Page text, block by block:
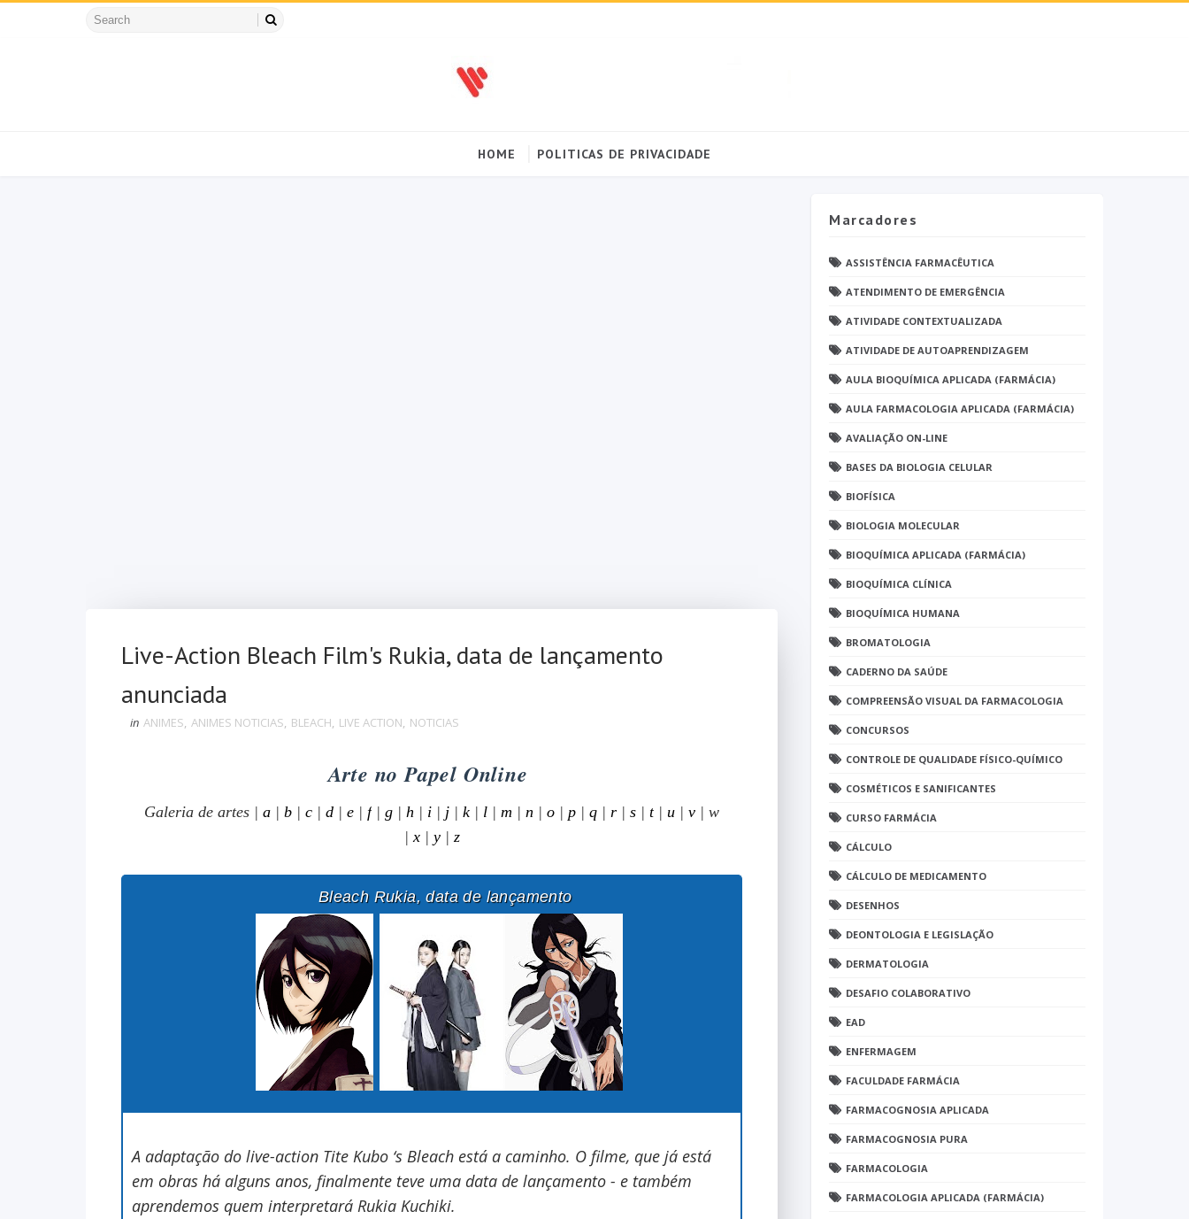
HOME POLITICAS DE PRIVACIDADE
Live-Action Bleach Film's Rukia, data de lançamento
anunciada
in ANIMES, ANIMES NOTICIAS, BLEACH, LIVE ACTION, NOTICIAS
Arte no Papel Online
Galeria de artes | a | b | c | d | e | f | g | h | i | j | k | l | m | n | o | p | q | r | s | t | u | v | w
| x | y | z
Bleach Rukia, data de lançamento
A adaptação do live-action Tite Kubo ‘s Bleach está a caminho. O filme, que já está
em obras há alguns anos, finalmente teve uma data de lançamento - e também
aprendemos quem interpretará Rukia Kuchiki.
Marcadores
ASSISTÊNCIA FARMACÊUTICA
ATENDIMENTO DE EMERGÊNCIA
ATIVIDADE CONTEXTUALIZADA
ATIVIDADE DE AUTOAPRENDIZAGEM
AULA BIOQUÍMICA APLICADA (FARMÁCIA)
AULA FARMACOLOGIA APLICADA (FARMÁCIA)
AVALIAÇÃO ON-LINE
BASES DA BIOLOGIA CELULAR
BIOFÍSICA
BIOLOGIA MOLECULAR
BIOQUÍMICA APLICADA (FARMÁCIA)
BIOQUÍMICA CLÍNICA
BIOQUÍMICA HUMANA
BROMATOLOGIA
CADERNO DA SAÚDE
COMPREENSÃO VISUAL DA FARMACOLOGIA
CONCURSOS
CONTROLE DE QUALIDADE FÍSICO-QUÍMICO
COSMÉTICOS E SANIFICANTES
CURSO FARMÁCIA
CÁLCULO
CÁLCULO DE MEDICAMENTO
DESENHOS
DEONTOLOGIA E LEGISLAÇÃO
DERMATOLOGIA
DESAFIO COLABORATIVO
EAD
ENFERMAGEM
FACULDADE FARMÁCIA
FARMACOGNOSIA APLICADA
FARMACOGNOSIA PURA
FARMACOLOGIA
FARMACOLOGIA APLICADA (FARMÁCIA)